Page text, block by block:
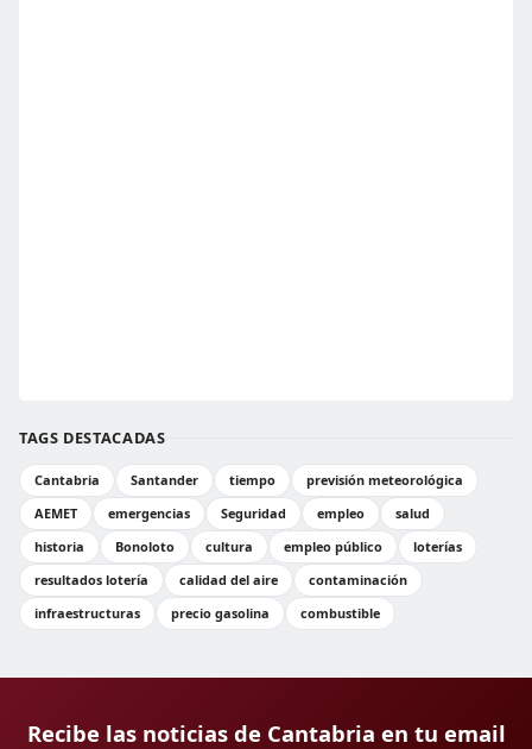
TAGS DESTACADAS
Cantabria Santander tiempo
previsión meteorológica
AEMET
emergencias Seguridad empleo
salud
historia
Bonoloto cultura empleo público
loterías
resultados lotería
calidad del aire
contaminación
infraestructuras
precio gasolina combustible
Recibe las noticias de Cantabria en tu email